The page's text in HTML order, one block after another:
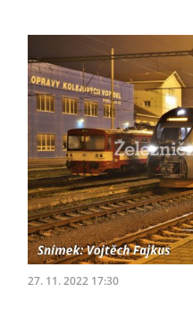
27. 11. 2022 17:30